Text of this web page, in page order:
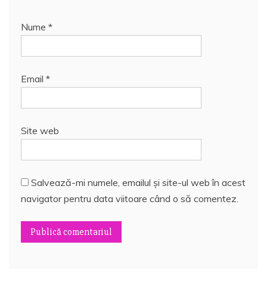
Nume *
Email *
Site web
Salvează-mi numele, emailul și site-ul web în acest
navigator pentru data viitoare când o să comentez.